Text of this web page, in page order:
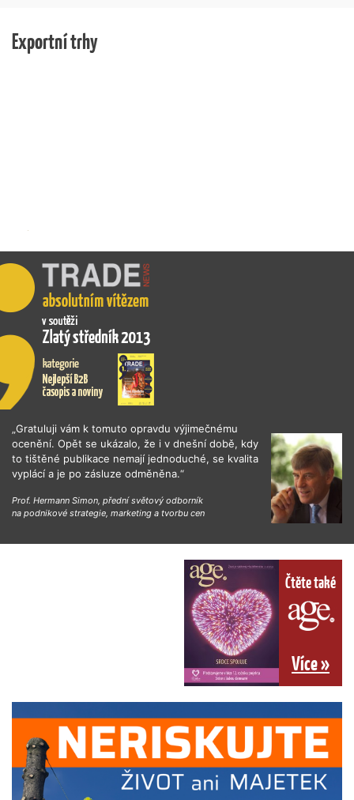
na přípravě rozpočtu na rok 2027.
ekonomické výsledky, ale také silný podnikatelský
příběh.
Exportní trhy
„Gratuluji vám k tomuto opravdu výjimečnému
ocenění. Opět se ukázalo, že i v dnešní době, kdy
to tištěné publikace nemají jednoduché, se kvalita
vyplácí a je po zásluze odměněna.“
Prof. Hermann Simon, přední světový odborník
na podnikové strategie, marketing a tvorbu cen
Čtěte také
Více »